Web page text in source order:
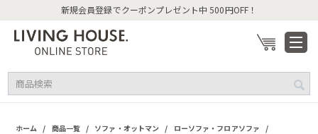
ーポンプレゼント中 500円OFF！
ホーム / 商品一覧 / ソファ・オットマン / ローソファ・フロアソファ /